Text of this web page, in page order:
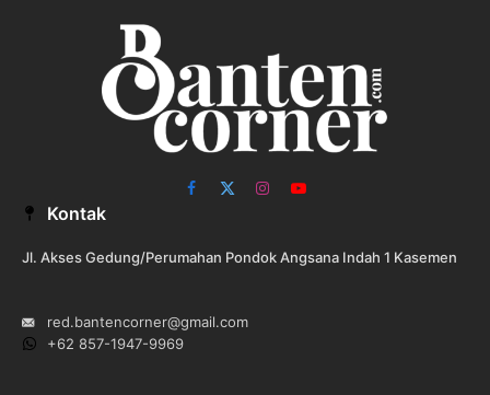
Facebook
X
InstagramYouTube
Kontak
Jl. Akses Gedung/Perumahan Pondok Angsana Indah 1 Kasemen
red.bantencorner@gmail.com
+62 857-1947-9969